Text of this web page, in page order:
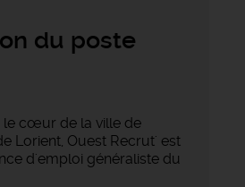
du poste
le cœur de la ville de
Lorient, Ouest Recrut' est
d'emploi généraliste du